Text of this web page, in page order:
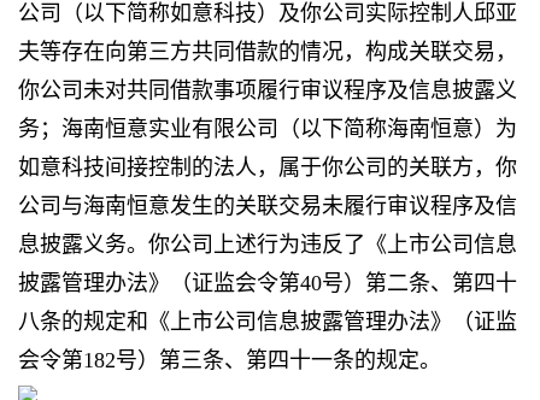
公司（以下简称如意科技）及你公司实际控制人邱亚
夫等存在向第三方共同借款的情况，构成关联交易，
你公司未对共同借款事项履行审议程序及信息披露义
务；海南恒意实业有限公司（以下简称海南恒意）为
如意科技间接控制的法人，属于你公司的关联方，你
公司与海南恒意发生的关联交易未履行审议程序及信
息披露义务。你公司上述行为违反了《上市公司信息
披露管理办法》（证监会令第40号）第二条、第四十
八条的规定和《上市公司信息披露管理办法》（证监
会令第182号）第三条、第四十一条的规定。